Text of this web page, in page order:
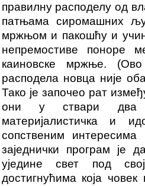
правилну расподелу од
патњама сиромашних
мржњом и пакошћу и
непремостиве поноре
каиновске мржње.
расподела новца није
Тако је започео рат
они у ствари два
материјалистичка и
сопственим
заједнички програм је
уједине свет под
достигнућима која